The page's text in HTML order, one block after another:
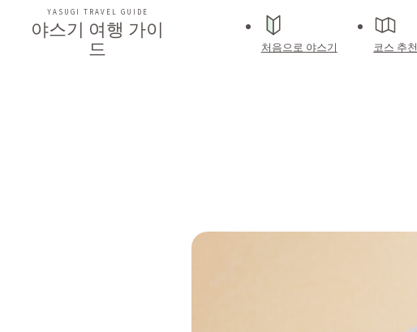
야스기 여행 가이
드
YASUGI TRAVEL GUIDE
처음으로 야스기 코스 추천